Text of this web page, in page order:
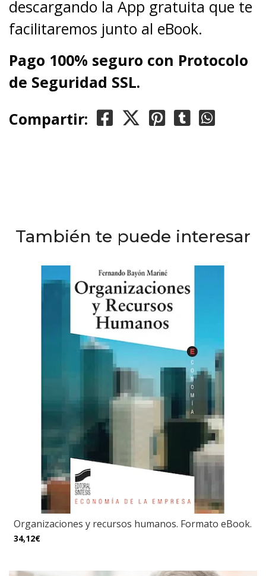
descargando la App gratuita que te
facilitaremos junto al eBook.
Pago 100% seguro con Protocolo
de Seguridad SSL.
Compartir:
También te puede interesar
Organizaciones y recursos humanos. Formato eBook.
34,12€